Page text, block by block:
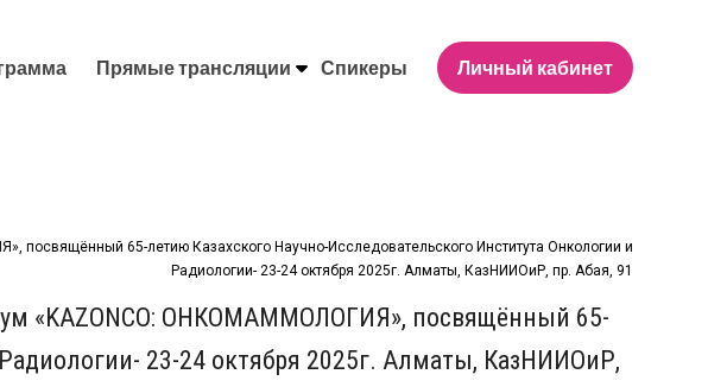
Прямые трансляции Спикеры Личный кабинет
65-летию Казахского Научно-Исследовательского Института Онкологии и
Радиологии- 23-24 октября 2025г. Алматы, КазНИИОиР, пр. Абая, 91
«KAZONCO: ОНКОМАММОЛОГИЯ», посвящённый 65-
23-24 октября 2025г. Алматы, КазНИИОиР,